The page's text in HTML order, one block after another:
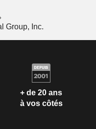
Group, Inc.
+ de 20 ans
à vos côtés